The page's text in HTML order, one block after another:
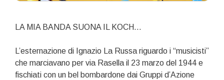
LA MIA BANDA SUONA IL KOCH…
L’esternazione di Ignazio La Russa riguardo i “musicisti”
che marciavano per via Rasella il 23 marzo del 1944 e
fischiati con un bel bombardone dai Gruppi d’Azione